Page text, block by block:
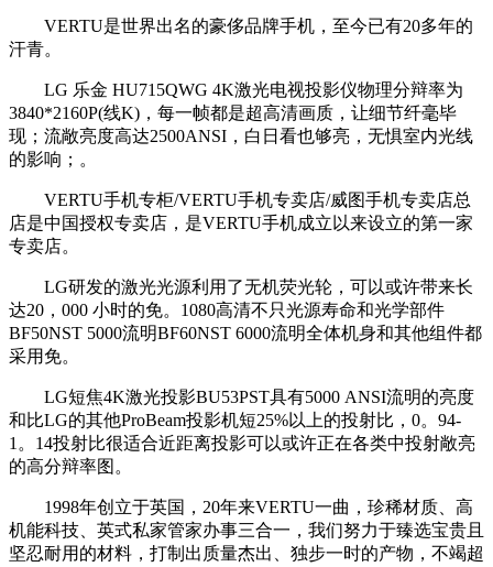
VERTU是世界出名的豪侈品牌手机，至今已有20多年的
汗青。
LG 乐金 HU715QWG 4K激光电视投影仪物理分辩率为
3840*2160P(线K)，每一帧都是超高清画质，让细节纤毫毕
现；流敞亮度高达2500ANSI，白日看也够亮，无惧室内光线
的影响；。
VERTU手机专柜/VERTU手机专卖店/威图手机专卖店总
店是中国授权专卖店，是VERTU手机成立以来设立的第一家
专卖店。
LG研发的激光光源利用了无机荧光轮，可以或许带来长
达20，000 小时的免。1080高清不只光源寿命和光学部件
BF50NST 5000流明BF60NST 6000流明全体机身和其他组件都
采用免。
LG短焦4K激光投影BU53PST具有5000 ANSI流明的亮度
和比LG的其他ProBeam投影机短25%以上的投射比，0。94-
1。14投射比很适合近距离投影可以或许正在各类中投射敞亮
的高分辩率图。
1998年创立于英国，20年来VERTU一曲，珍稀材质、高
机能科技、英式私家管家办事三合一，我们努力于臻选宝贵且
坚忍耐用的材料，打制出质量杰出、独步一时的产物，不竭超